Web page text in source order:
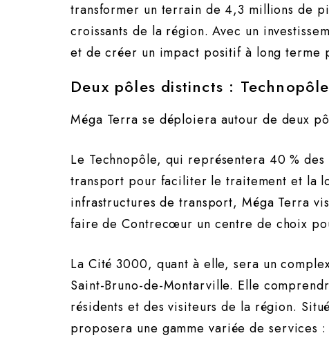
transformer un terrain de 4,3 millions de
croissants de la région. Avec un
et de créer un impact positif à long terme
Deux pôles distincts :
Méga Terra se déploiera autour de deux
Le Technopôle, qui représentera 40 %
transport pour faciliter le traitement et la
infrastructures de transport, Méga Terra
faire de Contrecœur un centre de choix
La Cité 3000, quant à elle, sera un
Saint-Bruno-de-Montarville. Elle
résidents et des visiteurs de la région.
proposera une gamme variée de services